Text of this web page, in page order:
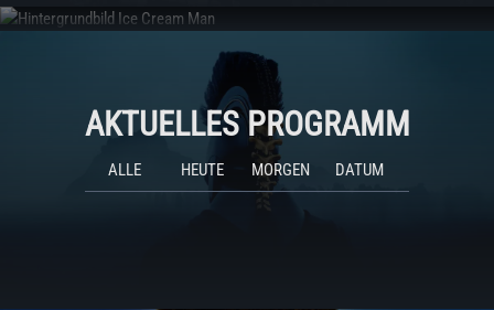
AKTUELLES PROGRAMM
ALLE HEUTE MORGEN DATUM